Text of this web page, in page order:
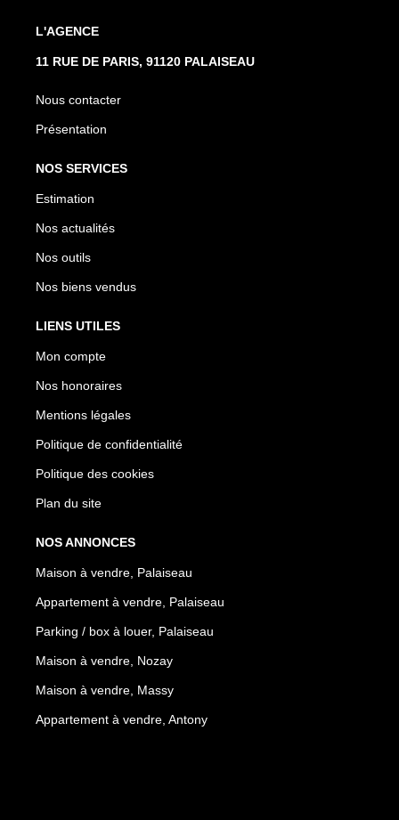
L'AGENCE
11 RUE DE PARIS, 91120 PALAISEAU
Nous contacter
Présentation
NOS SERVICES
Estimation
Nos actualités
Nos outils
Nos biens vendus
LIENS UTILES
Mon compte
Nos honoraires
Mentions légales
Politique de confidentialité
Politique des cookies
Plan du site
NOS ANNONCES
Maison à vendre, Palaiseau
Appartement à vendre, Palaiseau
Parking / box à louer, Palaiseau
Maison à vendre, Nozay
Maison à vendre, Massy
Appartement à vendre, Antony